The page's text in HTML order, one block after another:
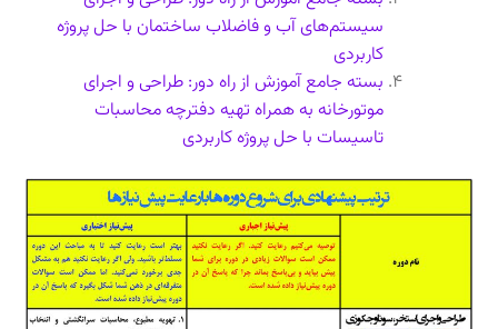
سیستم‌های آب و فاضلاب ساختمان با حل پروژه
کاربردی
بسته جامع آموزش از راه دور: طراحی و اجرای
موتورخانه به همراه تهیه دفترچه محاسبات
تاسیسات با حل پروژه کاربردی